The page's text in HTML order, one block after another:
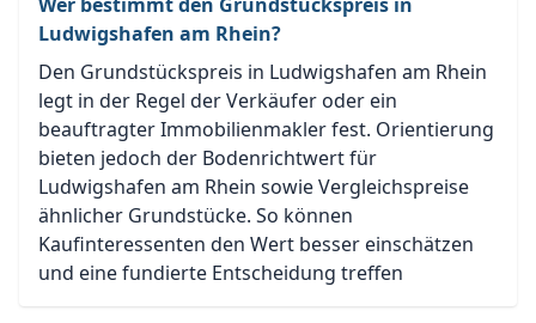
Ludwigshafen am Rhein?
Den Grundstückspreis in Ludwigshafen am Rhein
legt in der Regel der Verkäufer oder ein
beauftragter Immobilienmakler fest. Orientierung
bieten jedoch der Bodenrichtwert für
Ludwigshafen am Rhein sowie Vergleichspreise
ähnlicher Grundstücke. So können
Kaufinteressenten den Wert besser einschätzen
und eine fundierte Entscheidung treffen